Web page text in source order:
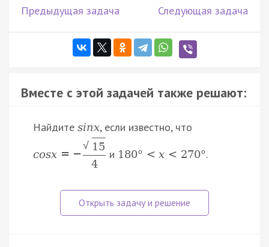
Предыдущая задача Следующая задача
Вместе с этой задачей также решают:
Найдите sinx, если известно, что
cosx = −
√ 15
4
и 180° < x < 270°.